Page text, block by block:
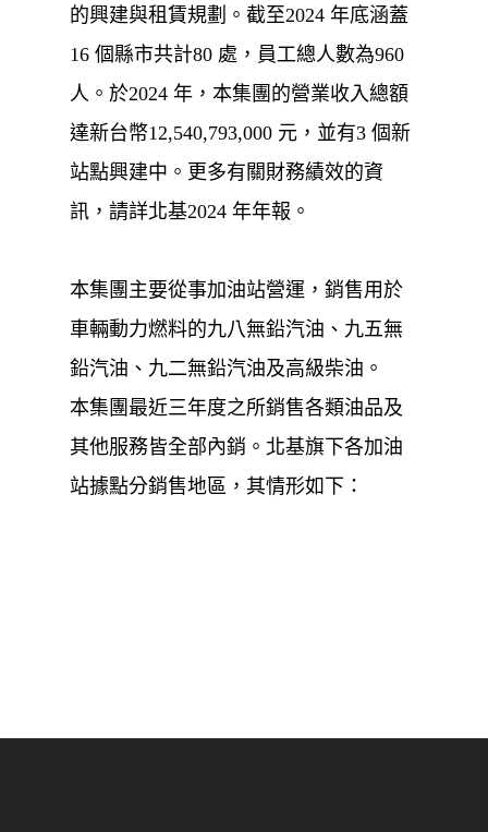
的興建與租賃規劃。截至2024 年底涵蓋
16 個縣市共計80 處，員工總人數為960
人。於2024 年，本集團的營業收入總額
達新台幣12,540,793,000 元，並有3 個新
站點興建中。更多有關財務績效的資
訊，請詳北基2024 年年報。
本集團主要從事加油站營運，銷售用於
車輛動力燃料的九八無鉛汽油、九五無
鉛汽油、九二無鉛汽油及高級柴油。
本集團最近三年度之所銷售各類油品及
其他服務皆全部內銷。北基旗下各加油
站據點分銷售地區，其情形如下：